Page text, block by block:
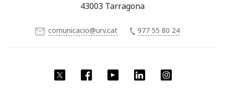
Facebook YouTube LinkedIn
43003 Tarragona
comunicacio@urv.cat 977 55 80 24